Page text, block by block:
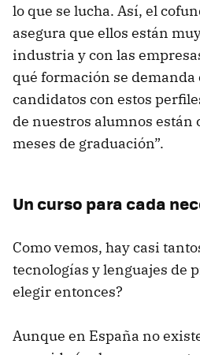
lo que se lucha. Así, el
asegura que ellos están
industria y con las
qué formación se
candidatos con estos
de nuestros alumnos están
meses de graduación”.
Un curso para cada
Como vemos, hay casi
tecnologías y lenguajes de
elegir entonces?
Aunque en España no